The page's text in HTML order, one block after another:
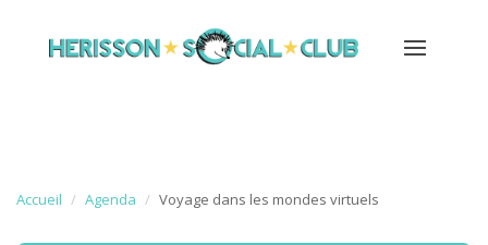
Accueil Agenda Voyage dans les mondes virtuels